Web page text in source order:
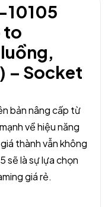
10105
to
– Socket
bản nâng cấp từ
về hiệu năng
thành vẫn không
sẽ là sự lựa chọn
giá rẻ.